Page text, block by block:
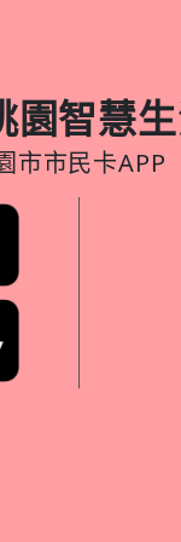
園智慧
市市民卡APP